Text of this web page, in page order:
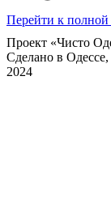
Перейти к полной
Проект «Чисто
Сделано в
2024